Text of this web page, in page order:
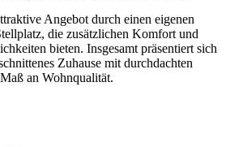
Angebot durch einen eigenen
die zusätzlichen Komfort und
bieten. Insgesamt präsentiert sich
Zuhause mit durchdachten
an Wohnqualität.